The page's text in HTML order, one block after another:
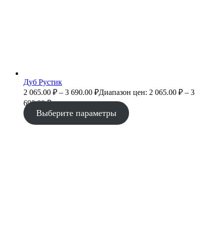
Дуб Рустик
2 065.00 ₽ – 3 690.00 ₽Диапазон цен: 2 065.00 ₽ – 3
690.00 ₽
Выберите параметры